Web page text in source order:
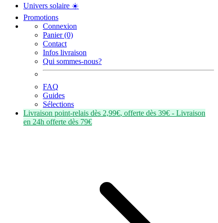
Univers solaire ☀️
Promotions
Connexion
Panier (0)
Contact
Infos livraison
Qui sommes-nous?
FAQ
Guides
Sélections
Livraison point-relais dès 2,99€, offerte dès 39€ - Livraison
en 24h offerte dès 79€